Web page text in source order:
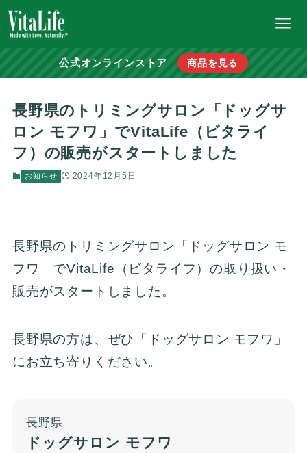
公式オンラインストア 商品を見る
長野県のトリミングサロン「ドッグサ
ロン モフワ」でVitaLife（ビタライ
フ）の販売がスタートしました
お知らせ 2024年12月5日
長野県のトリミングサロン「ドッグサロン モ
フワ」でVitaLife（ビタライフ）の取り扱い・
販売がスタートしました。
長野県の方は、ぜひ「ドッグサロン モフワ」
にお立ち寄りください。
長野県
ドッグサロン モフワ